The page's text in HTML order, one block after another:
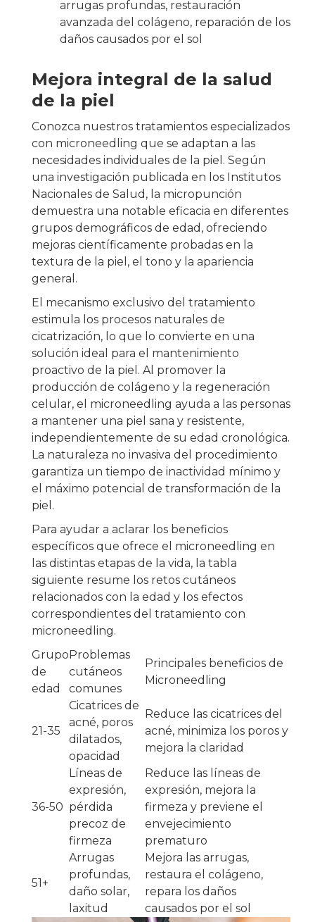
arrugas profundas, restauración
avanzada del colágeno, reparación de los
daños causados por el sol
Mejora integral de la salud
de la piel
Conozca nuestros tratamientos especializados
con microneedling que se adaptan a las
necesidades individuales de la piel. Según
una investigación publicada en los Institutos
Nacionales de Salud, la micropunción
demuestra una notable eficacia en diferentes
grupos demográficos de edad, ofreciendo
mejoras científicamente probadas en la
textura de la piel, el tono y la apariencia
general.
El mecanismo exclusivo del tratamiento
estimula los procesos naturales de
cicatrización, lo que lo convierte en una
solución ideal para el mantenimiento
proactivo de la piel. Al promover la
producción de colágeno y la regeneración
celular, el microneedling ayuda a las personas
a mantener una piel sana y resistente,
independientemente de su edad cronológica.
La naturaleza no invasiva del procedimiento
garantiza un tiempo de inactividad mínimo y
el máximo potencial de transformación de la
piel.
Para ayudar a aclarar los beneficios
específicos que ofrece el microneedling en
las distintas etapas de la vida, la tabla
siguiente resume los retos cutáneos
relacionados con la edad y los efectos
correspondientes del tratamiento con
microneedling.
Grupo
de
edad
Problemas
cutáneos
comunes
Principales beneficios de
Microneedling
21-35
Cicatrices de
acné, poros
dilatados,
opacidad
Reduce las cicatrices del
acné, minimiza los poros y
mejora la claridad
36-50
Líneas de
expresión,
pérdida
precoz de
firmeza
Reduce las líneas de
expresión, mejora la
firmeza y previene el
envejecimiento
prematuro
51+
Arrugas
profundas,
daño solar,
laxitud
Mejora las arrugas,
restaura el colágeno,
repara los daños
causados por el sol